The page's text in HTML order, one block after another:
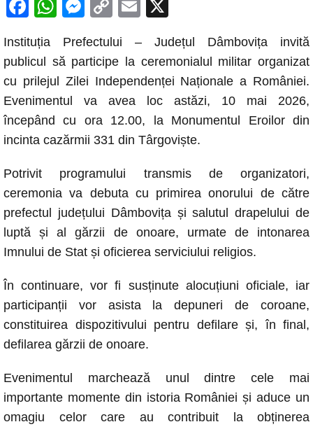
F
c
e
b
o
o
k
W
at
s
A
p
p
M
ss
e
n
g
er
C
p
y
Li
n
k
E
ail
Instituția Prefectului – Județul Dâmbovița invită
publicul să participe la ceremonialul militar organizat
cu prilejul Zilei Independenței Naționale a României.
Evenimentul va avea loc astăzi, 10 mai 2026,
începând cu ora 12.00, la Monumentul Eroilor din
incinta cazărmii 331 din Târgoviște.
Potrivit programului transmis de organizatori,
ceremonia va debuta cu primirea onorului de către
prefectul județului Dâmbovița și salutul drapelului de
luptă și al gărzii de onoare, urmate de intonarea
Imnului de Stat și oficierea serviciului religios.
În continuare, vor fi susținute alocuțiuni oficiale, iar
participanții vor asista la depuneri de coroane,
constituirea dispozitivului pentru defilare și, în final,
defilarea gărzii de onoare.
Evenimentul marchează unul dintre cele mai
importante momente din istoria României și aduce un
omagiu celor care au contribuit la obținerea